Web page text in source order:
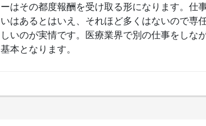
ーはその都度報酬を受け取る形になります。仕
いはあるとはいえ、それほど多くはないので専
しいのが実情です。医療業界で別の仕事をしな
基本となります。